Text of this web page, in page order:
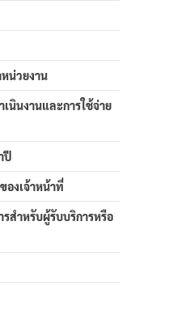
น่วยงาน
นินงานและการใช้จ่าย
ปี
องเจ้าหน้าที่
สำหรับผู้รับบริการหรือ